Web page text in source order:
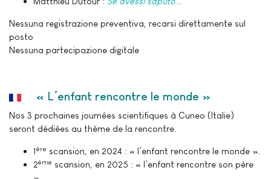
Nessuna registrazione preventiva, recarsi direttamente sul
posto
Nessuna partecipazione digitale
« L’enfant rencontre le monde »
Nos 3 prochaines journées scientifiques à Cuneo (Italie)
seront dédiées au thème de la rencontre.
1ère scansion, en 2024 : « l’enfant rencontre le monde ».
2ème scansion, en 2025 : « l’enfant rencontre son père